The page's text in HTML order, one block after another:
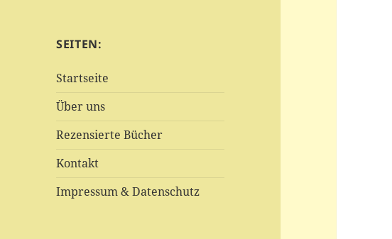
SEITEN:
Startseite
Über uns
Rezensierte Bücher
Kontakt
Impressum & Datenschutz